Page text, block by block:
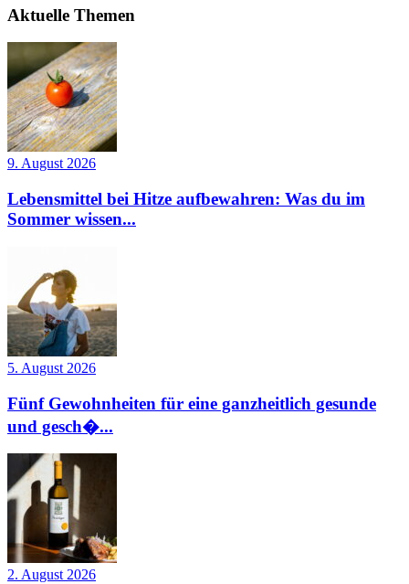
Aktuelle Themen
9. August 2026
Lebensmittel bei Hitze aufbewahren: Was du im
Sommer wissen...
5. August 2026
Fünf Gewohnheiten für eine ganzheitlich gesunde
und gesch�...
2. August 2026